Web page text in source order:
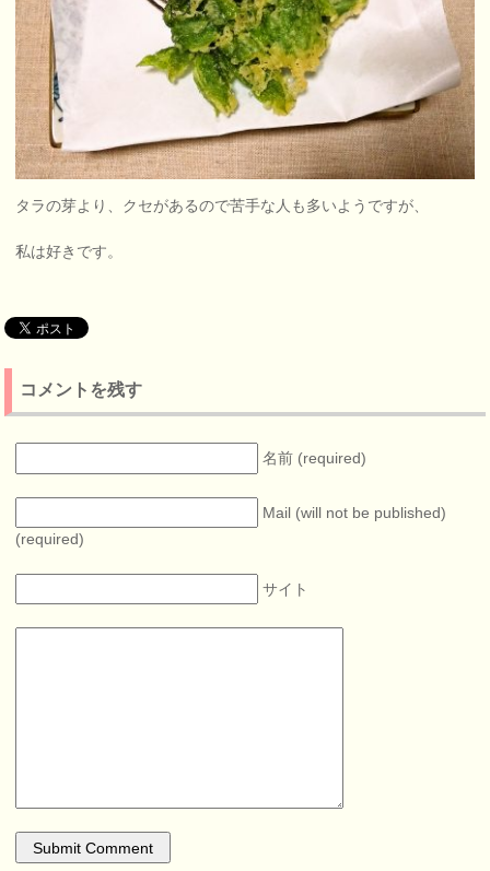
タラの芽より、クセがあるので苦手な人も多いようですが、
私は好きです。
コメントを残す
名前 (required)
Mail (will not be published)
(required)
サイト